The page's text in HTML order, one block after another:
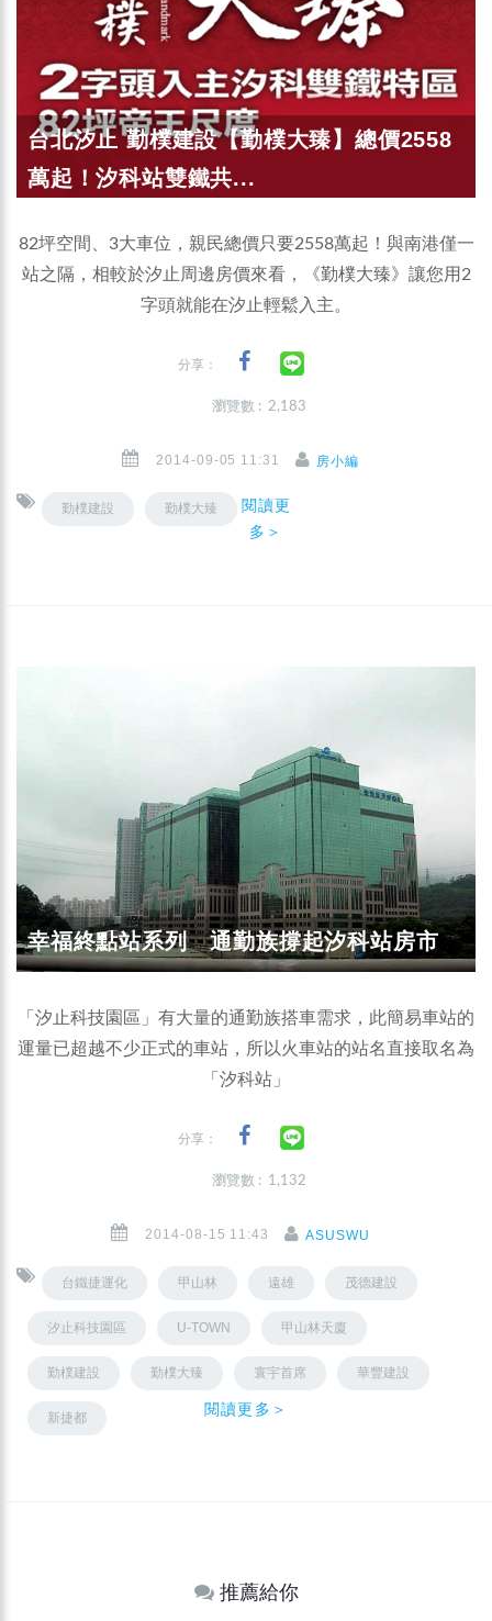
台北汐止 勤樸建設【勤樸大臻】總價2558
萬起！汐科站雙鐵共...
82坪空間、3大車位，親民總價只要2558萬起！與南港僅一
站之隔，相較於汐止周邊房價來看，《勤樸大臻》讓您用2
字頭就能在汐止輕鬆入主。
分享：
瀏覽數 : 2,183
2014-09-05 11:31 房小編
勤樸建設 勤樸大臻
閱讀更
多＞
幸福終點站系列 通勤族撐起汐科站房市
「汐止科技園區」有大量的通勤族搭車需求，此簡易車站的
運量已超越不少正式的車站，所以火車站的站名直接取名為
「汐科站」
分享：
瀏覽數 : 1,132
2014-08-15 11:43 ASUSWU
台鐵捷運化 甲山林 遠雄 茂德建設
汐止科技園區 U-TOWN 甲山林天廈
勤樸建設 勤樸大臻 寰宇首席 華豐建設
新捷都 閱讀更多＞
推薦給你